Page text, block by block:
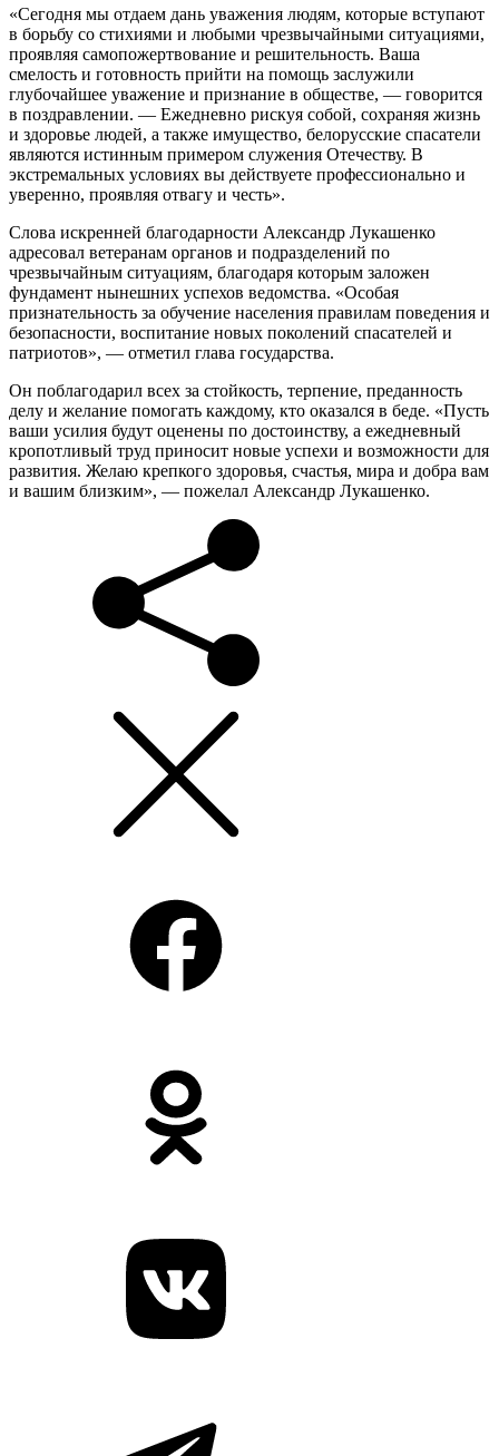
«Сегодня мы отдаем дань уважения людям, которые вступают
в борьбу со стихиями и любыми чрезвычайными ситуациями,
проявляя самопожертвование и решительность. Ваша
смелость и готовность прийти на помощь заслужили
глубочайшее уважение и признание в обществе, — говорится
в поздравлении. — Ежедневно рискуя собой, сохраняя жизнь
и здоровье людей, а также имущество, белорусские спасатели
являются истинным примером служения Отечеству. В
экстремальных условиях вы действуете профессионально и
уверенно, проявляя отвагу и честь».
Слова искренней благодарности Александр Лукашенко
адресовал ветеранам органов и подразделений по
чрезвычайным ситуациям, благодаря которым заложен
фундамент нынешних успехов ведомства. «Особая
признательность за обучение населения правилам поведения и
безопасности, воспитание новых поколений спасателей и
патриотов», — отметил глава государства.
Он поблагодарил всех за стойкость, терпение, преданность
делу и желание помогать каждому, кто оказался в беде. «Пусть
ваши усилия будут оценены по достоинству, а ежедневный
кропотливый труд приносит новые успехи и возможности для
развития. Желаю крепкого здоровья, счастья, мира и добра вам
и вашим близким», — пожелал Александр Лукашенко.